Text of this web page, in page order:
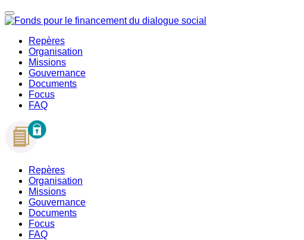
Repères
Organisation
Missions
Gouvernance
Documents
Focus
FAQ
Repères
Organisation
Missions
Gouvernance
Documents
Focus
FAQ